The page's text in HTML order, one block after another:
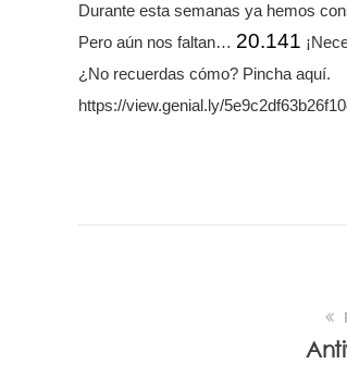
Durante esta semanas ya hemos
Pero aún nos faltan… 20.141
¿No recuerdas cómo? Pincha aquí.
https://view.genial.ly/